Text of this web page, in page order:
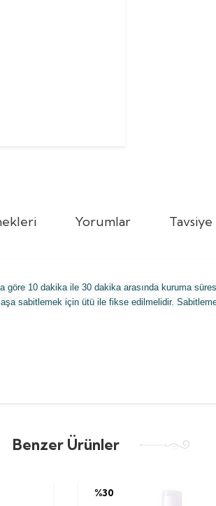
Yorumlar Tavsiye
10 dakika ile 30 dakika arasında kuruma
sabitlemek için ütü ile fikse edilmelidir.
Benzer Ürünler
%30